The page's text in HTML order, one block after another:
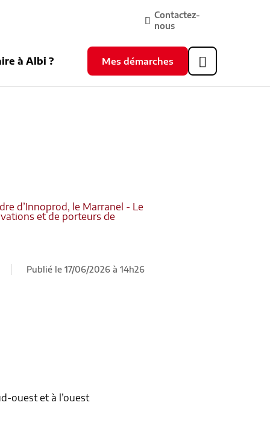
Header
Contactez-
nous
à Albi ? Mes démarches
d’Innoprod, le Marranel - Le
et de porteurs de
Publié le 17/06/2026 à 14h26
ouest et à l’ouest